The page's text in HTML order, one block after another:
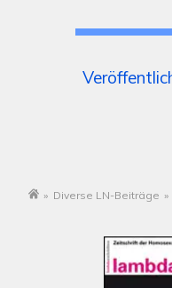
» Diverse LN-Beiträge »